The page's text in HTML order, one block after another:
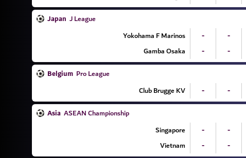
Japan J League
Yokohama F Marinos
- -
Gamba Osaka
- -
Belgium Pro League
Club Brugge KV
- -
Asia ASEAN Championship
Singapore
- -
Vietnam
- -